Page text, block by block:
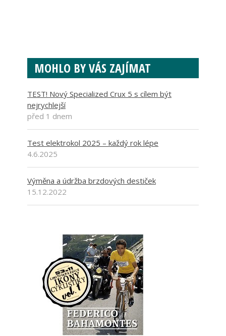
MOHLO BY VÁS ZAJÍMAT
TEST! Nový Specialized Crux 5 s cílem být
nejrychlejší
před 1 dnem
Test elektrokol 2025 – každý rok lépe
4.6.2025
Výměna a údržba brzdových destiček
15.12.2022